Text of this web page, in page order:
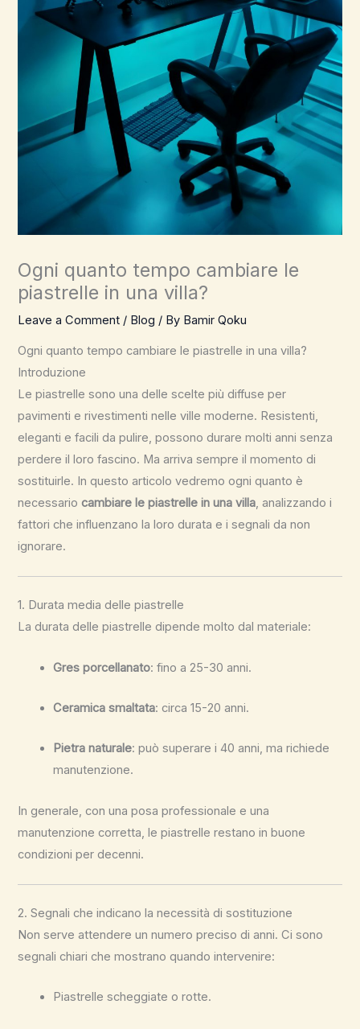
Ogni quanto tempo cambiare le
piastrelle in una villa?
Leave a Comment / Blog / By Bamir Qoku
Ogni quanto tempo cambiare le piastrelle in una villa?
Introduzione
Le piastrelle sono una delle scelte più diffuse per
pavimenti e rivestimenti nelle ville moderne. Resistenti,
eleganti e facili da pulire, possono durare molti anni senza
perdere il loro fascino. Ma arriva sempre il momento di
sostituirle. In questo articolo vedremo ogni quanto è
necessariocambiare le piastrelle in una villa, analizzando i
fattori che influenzano la loro durata e i segnali da non
ignorare.
1. Durata media delle piastrelle
La durata delle piastrelle dipende molto dal materiale:
Gres porcellanato: fino a 25-30 anni.
Ceramica smaltata: circa 15-20 anni.
Pietra naturale: può superare i 40 anni, ma richiede
manutenzione.
In generale, con una posa professionale e una
manutenzione corretta, le piastrelle restano in buone
condizioni per decenni.
2. Segnali che indicano la necessità di sostituzione
Non serve attendere un numero preciso di anni. Ci sono
segnali chiari che mostrano quando intervenire:
Piastrelle scheggiate o rotte.